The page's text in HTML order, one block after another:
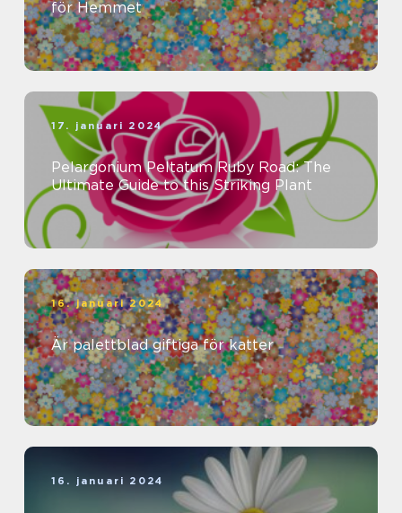
för Hemmet
17. januari 2024
Pelargonium Peltatum Ruby Road: The
Ultimate Guide to this Striking Plant
16. januari 2024
Är palettblad giftiga för katter
16. januari 2024